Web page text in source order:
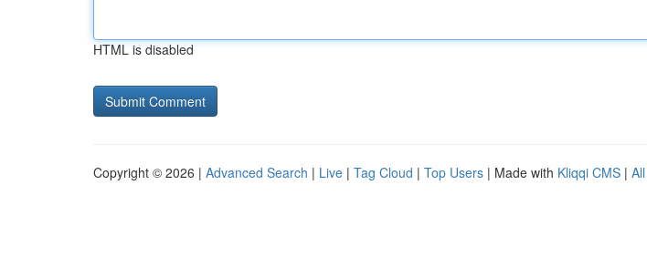
HTML is disabled
Copyright © 2026 | Advanced Search | Live | Tag Cloud | Top Users | Made with Kliqqi CMS |